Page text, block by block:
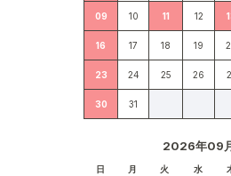
09 10 11 12
16 17 18 19
23 24 25 26
30 31
2026年09
日 月 火 水